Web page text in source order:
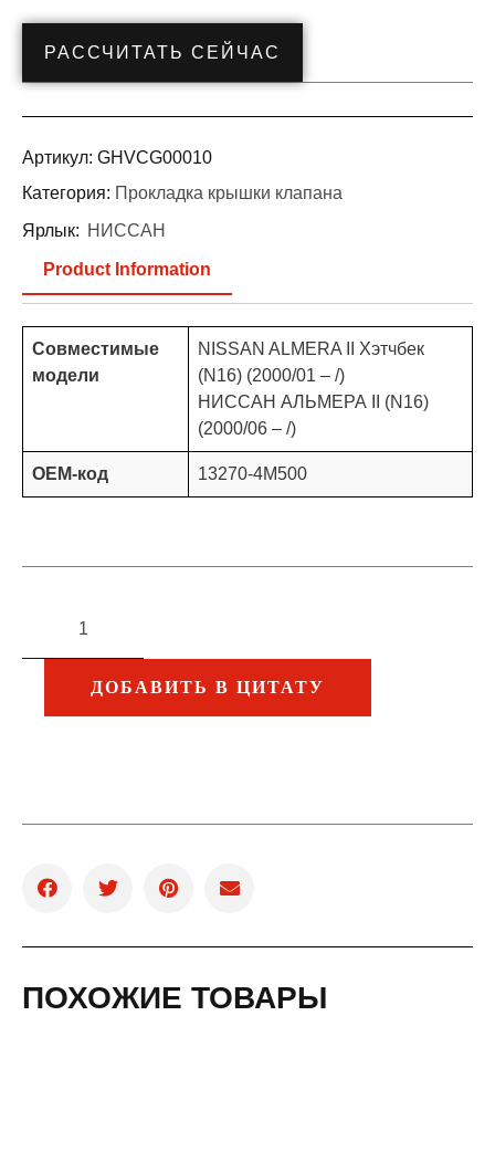
РАССЧИТАТЬ СЕЙЧАС
Артикул: GHVCG00010
Категория: Прокладка крышки клапана
Ярлык: НИССАН
Product Information
Совместимые
модели
NISSAN ALMERA II Хэтчбек
(N16) (2000/01 – /)
НИССАН АЛЬМЕРА II (N16)
(2000/06 – /)
OEM-код 13270-4М500
ДОБАВИТЬ В ЦИТАТУ
ПОХОЖИЕ ТОВАРЫ